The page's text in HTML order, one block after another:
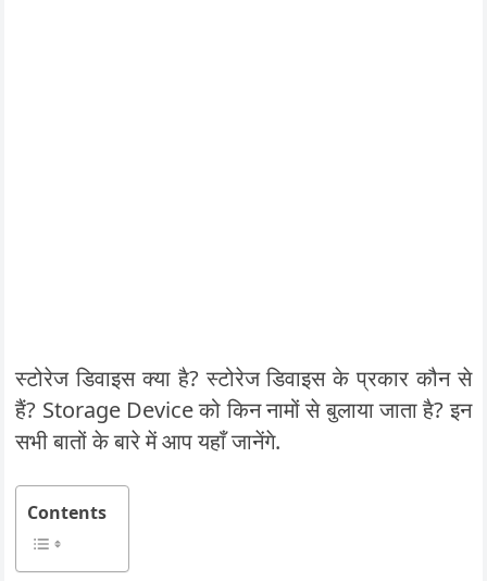
स्टोरेज डिवाइस क्या है? स्टोरेज डिवाइस के प्रकार कौन से
हैं? Storage Device को किन नामों से बुलाया जाता है? इन
सभी बातों के बारे में आप यहाँ जानेंगे.
Contents